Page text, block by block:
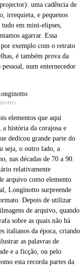
uma cadência de
irrequieta, e pequenos
em mini-elipses,
agarrar. Essa
exemplo com o retrato
é também prova da
num enternecedor
elementos que aqui
história da corajosa e
dedicou grande parte do
seja, o outro lado, a
nas décadas de 70 a 90.
relativamente
arquivo como elemento
Longinotto surpreende
Depois de utilizar
de arquivo, quando
sobre as quais não há
italianos da época, criando
as palavras de
e a ficção, ou pelo
esta recorda partes da